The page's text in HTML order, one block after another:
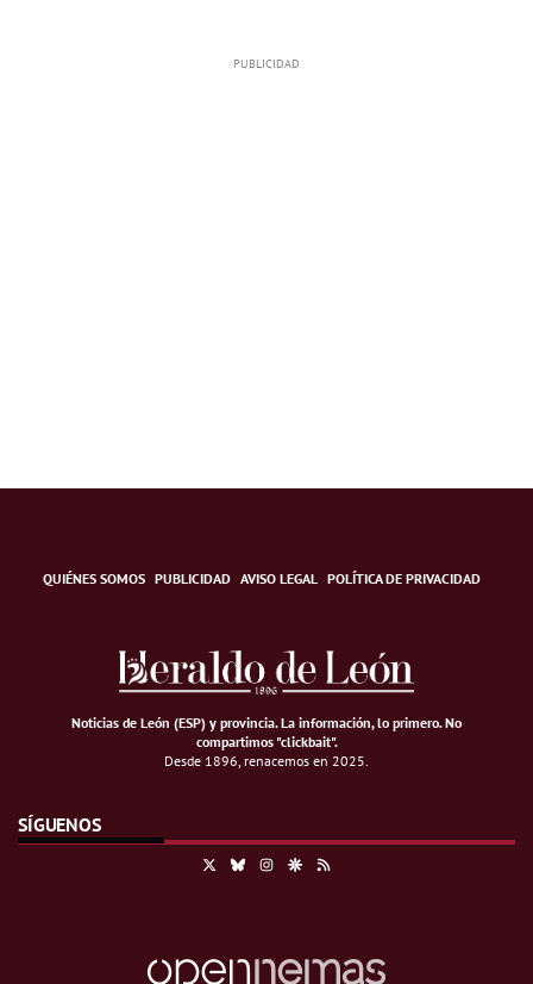
QUIÉNES SOMOS PUBLICIDAD AVISO LEGAL POLÍTICA DE PRIVACIDAD
Noticias de León (ESP) y provincia. La información, lo primero.No
compartimos "clickbait".
Desde 1896, renacemos en 2025.
SÍGUENOS
BlueskyInstagramGoogle Discover